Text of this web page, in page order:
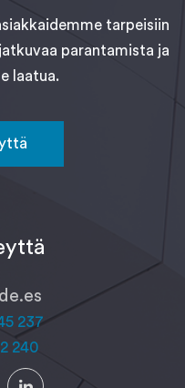
tarpeisiin
parantamista ja
laatua.
237
240